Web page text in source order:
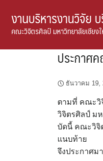
content
งานบริหารงานวิจัย
คณะวิจิตรศิลป์ มหาวิทยาลัยเชียง
ประกาศ
ธันวาคม 19,
ตามที่ คณะวิ
วิจิตรศิลป์ ม
บัดนี้ คณะวิจิ
แนบท้าย
จึงประกาศม